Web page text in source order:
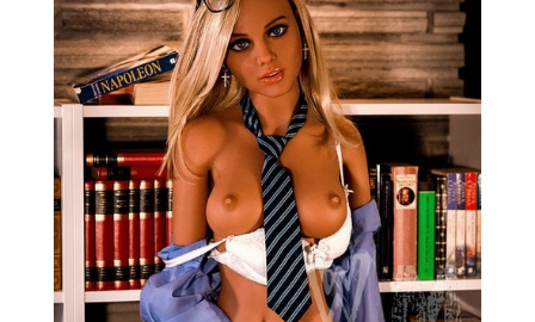
Par matériaux
Par taille
Sex dolls en promotion
En stock